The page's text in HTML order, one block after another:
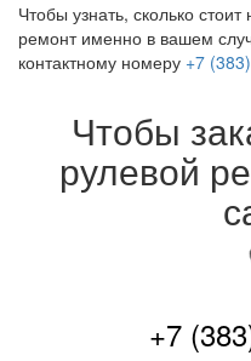
Чтобы узнать, сколько
ремонт именно в вашем
контактному номеру +7
Чтобы
рулевой
+7